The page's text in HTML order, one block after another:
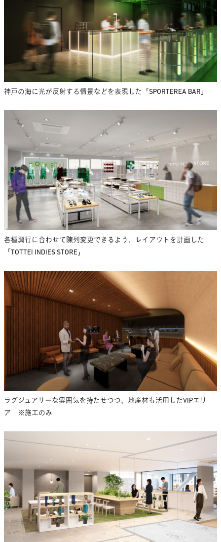
神戸の海に光が反射する情景などを表現した「SPORTEREA BAR」
各種興行に合わせて陳列変更できるよう、レイアウトを計画した
「TOTTEI INDIES STORE」
ラグジュアリーな雰囲気を持たせつつ、地産材も活用したVIPエリ
ア ※施工のみ